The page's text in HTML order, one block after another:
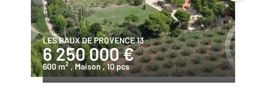
LES BAUX DE PROVENCE 13
6 250 000 €
600 m2 , Maison , 10 pcs